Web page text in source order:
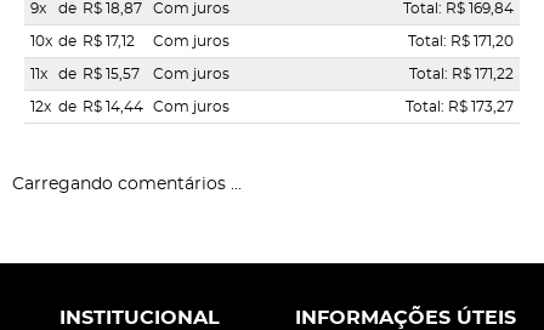
9x de R$ 18,87 Com juros Total: R$ 169,84
10x de R$ 17,12 Com juros Total: R$ 171,20
11x de R$ 15,57 Com juros Total: R$ 171,22
12x de R$ 14,44 Com juros Total: R$ 173,27
Carregando comentários ...
INSTITUCIONAL INFORMAÇÕES ÚTEIS